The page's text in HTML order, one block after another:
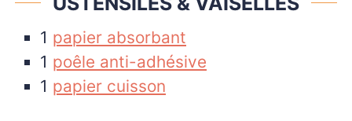
1 papier absorbant
1 poêle anti-adhésive
1 papier cuisson